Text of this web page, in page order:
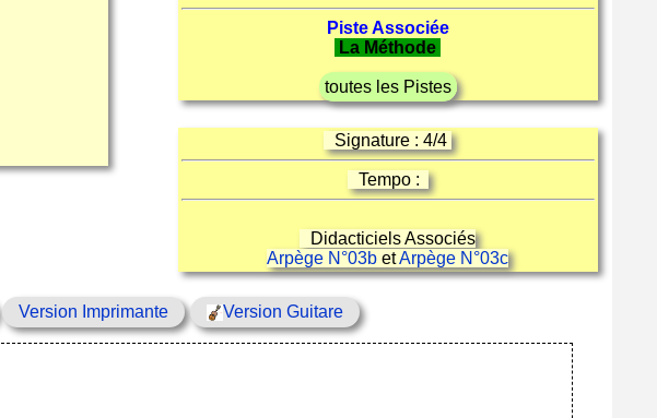
Piste Associée
La Méthode
toutes les Pistes
Signature : 4/4
Tempo :
Didacticiels Associés
Arpège N°03b etArpège N°03c
Version Imprimante Version Guitare